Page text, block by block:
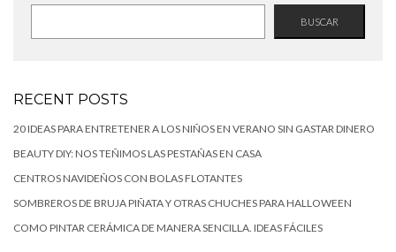
BUSCAR
RECENT POSTS
20 IDEAS PARA ENTRETENER A LOS NIÑOS EN VERANO SIN GASTAR DINERO
BEAUTY DIY: NOS TEÑIMOS LAS PESTAÑAS EN CASA
CENTROS NAVIDEÑOS CON BOLAS FLOTANTES
SOMBREROS DE BRUJA PIÑATA Y OTRAS CHUCHES PARA HALLOWEEN
COMO PINTAR CERÁMICA DE MANERA SENCILLA. IDEAS FÁCILES